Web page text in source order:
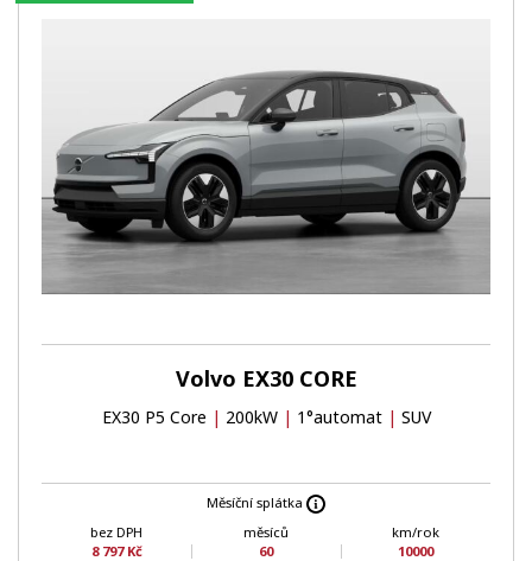
Volvo EX30 CORE
EX30 P5 Core | 200kW | 1°automat | SUV
Měsíční splátka
bez DPH
měsíců
km/rok
8 797 Kč
60 10000